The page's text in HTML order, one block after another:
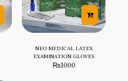
NEO MEDICAL LATEX
EXAMINATION GLOVES
₨1000